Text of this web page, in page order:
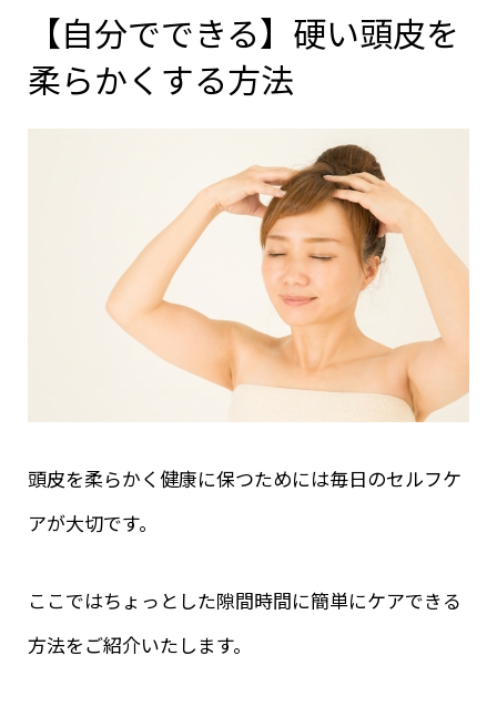
【自分でできる】硬い頭皮を
柔らかくする方法
頭皮を柔らかく健康に保つためには毎日のセルフケ
アが大切です。
ここではちょっとした隙間時間に簡単にケアできる
方法をご紹介いたします。